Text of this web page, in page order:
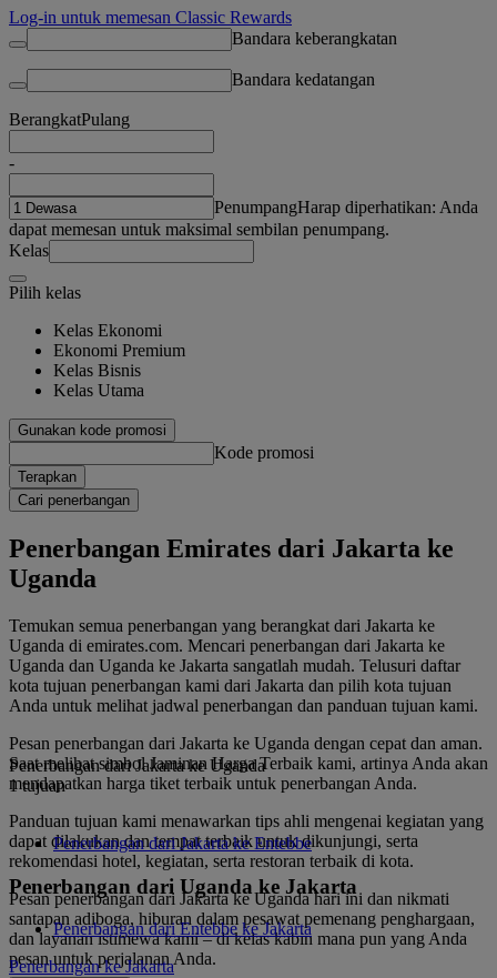
Log-in untuk memesan Classic Rewards
Bandara keberangkatan
Bandara kedatangan
BerangkatPulang
-
PenumpangHarap diperhatikan: Anda
dapat memesan untuk maksimal sembilan penumpang.
Kelas
Pilih kelas
Kelas Ekonomi
Ekonomi Premium
Kelas Bisnis
Kelas Utama
Gunakan kode promosi
Kode promosi
Terapkan
Cari penerbangan
Penerbangan Emirates dari Jakarta ke
Uganda
Temukan semua penerbangan yang berangkat dari Jakarta ke
Uganda di emirates.com. Mencari penerbangan dari Jakarta ke
Uganda dan Uganda ke Jakarta sangatlah mudah. Telusuri daftar
kota tujuan penerbangan kami dari Jakarta dan pilih kota tujuan
Anda untuk melihat jadwal penerbangan dan panduan tujuan kami.
Pesan penerbangan dari Jakarta ke Uganda dengan cepat dan aman.
Saat melihat simbol Jaminan Harga Terbaik kami, artinya Anda akan
mendapatkan harga tiket terbaik untuk penerbangan Anda.
Panduan tujuan kami menawarkan tips ahli mengenai kegiatan yang
dapat dilakukan dan tempat terbaik untuk dikunjungi, serta
rekomendasi hotel, kegiatan, serta restoran terbaik di kota.
Pesan penerbangan dari Jakarta ke Uganda hari ini dan nikmati
santapan adiboga, hiburan dalam pesawat pemenang penghargaan,
dan layanan istimewa kami – di kelas kabin mana pun yang Anda
pesan untuk perjalanan Anda.
Penerbangan dari Jakarta ke Uganda
1 tujuan
Penerbangan dari Jakarta ke Entebbe
Penerbangan dari Uganda ke Jakarta
Penerbangan dari Entebbe ke Jakarta
Penerbangan ke Jakarta